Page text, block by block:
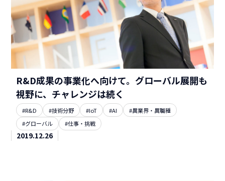
R&D成果の事業化へ向けて。グローバル展開も
視野に、チャレンジは続く
#R&D #技術分野 #IoT #AI
#異業界・異職種
#グローバル
#仕事・挑戦
2019.12.26